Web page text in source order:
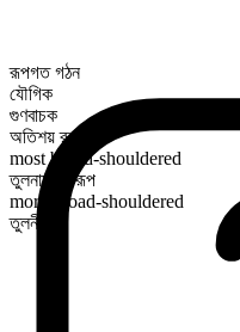
রূপগত গঠন
যৌগিক
গুণবাচক
অতিশয় রূপ
most broad-shouldered
তুলনামূলক রূপ
more broad-shouldered
তুলনীয়